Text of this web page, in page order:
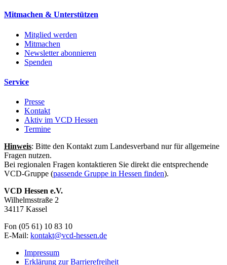
Mitmachen & Unterstützen
Mitglied werden
Mitmachen
Newsletter abonnieren
Spenden
Service
Presse
Kontakt
Aktiv im VCD Hessen
Termine
Hinweis: Bitte den Kontakt zum Landesverband nur für allgemeine
Fragen nutzen.
Bei regionalen Fragen kontaktieren Sie direkt die entsprechende
VCD-Gruppe (passende Gruppe in Hessen finden).
VCD Hessen e.V.
Wilhelmsstraße 2
34117 Kassel
Fon (05 61) 10 83 10
E-Mail: kontakt@vcd-hessen.de
Impressum
Erklärung zur Barrierefreiheit